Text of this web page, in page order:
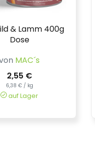
& Lamm 400g
Dose
MAC´s
2,55 €
6,38 € / kg
auf Lager